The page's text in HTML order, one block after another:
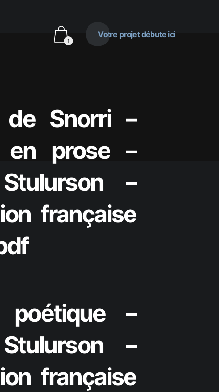
1
Votre projet débute ici
de Snorri –
en prose –
–
française
poétique –
–
française